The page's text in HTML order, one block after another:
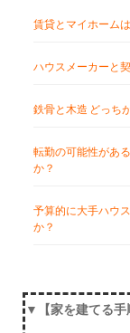
賃貸とマイホーム
ハウスメーカーと
鉄骨と木造 どっち
転勤の可能性があ
か？
予算的に大手ハウ
か？
▼【家を建てる手